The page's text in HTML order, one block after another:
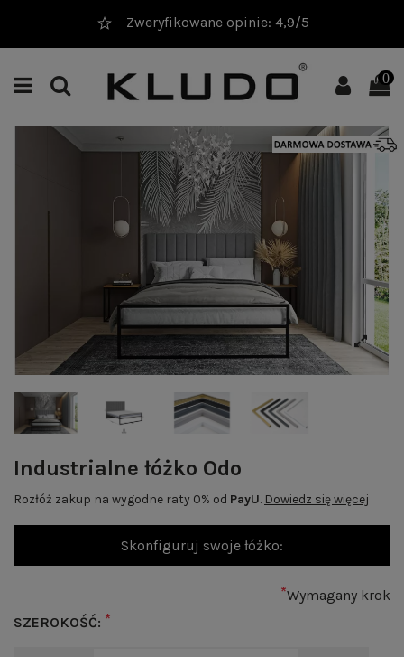
Zweryfikowane opinie: 4,9/5
0
Industrialne łóżko Odo
Rozłóż zakup na wygodne raty 0% od PayU. Dowiedz się więcej
Skonfiguruj swoje łóżko:
*Wymagany krok
SZEROKOŚĆ: *